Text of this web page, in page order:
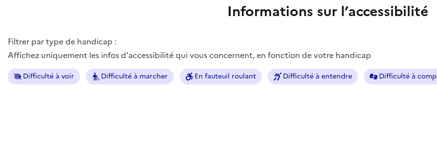
Informations sur l’accessibilité
Filtrer par type de handicap :
Affichez uniquement les infos d'accessibilité qui vous concernent, en fonction de votre handicap
Difficulté à voir Difficulté à marcher En fauteuil roulant Difficulté à entendre Difficulté à